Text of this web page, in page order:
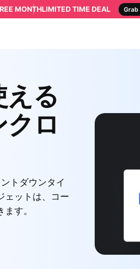
MONTHLIMITED TIME DEAL Grab
る
ロ
トダウンタイ
ェットは、コー
す。